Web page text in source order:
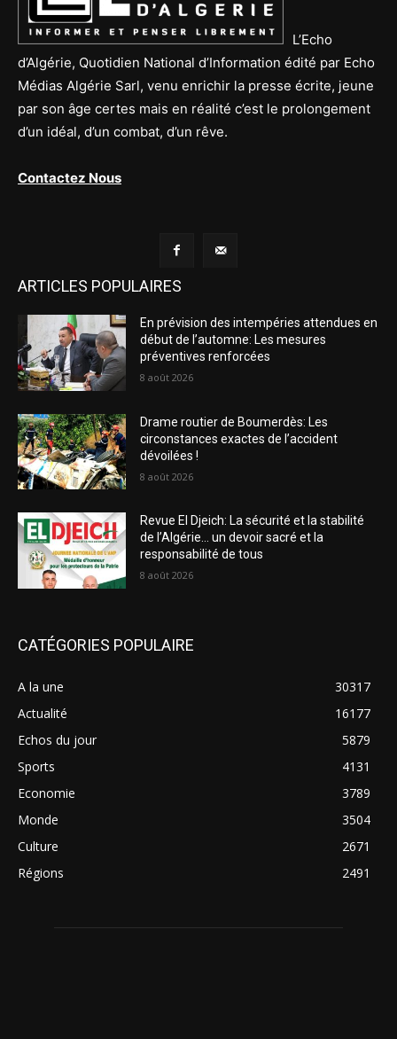
L’Echo
d’Algérie, Quotidien National d’Information édité par Echo
Médias Algérie Sarl, venu enrichir la presse écrite, jeune
par son âge certes mais en réalité c’est le prolongement
d’un idéal, d’un combat, d’un rêve.
Contactez Nous
ARTICLES POPULAIRES
En prévision des intempéries attendues en
début de l’automne: Les mesures
préventives renforcées
8 août 2026
Drame routier de Boumerdès: Les
circonstances exactes de l’accident
dévoilées !
8 août 2026
Revue El Djeich: La sécurité et la stabilité
de l’Algérie… un devoir sacré et la
responsabilité de tous
8 août 2026
CATÉGORIES POPULAIRE
A la une
30317
Actualité
16177
Echos du jour
5879
Sports
4131
Economie
3789
Monde
3504
Culture
2671
Régions
2491